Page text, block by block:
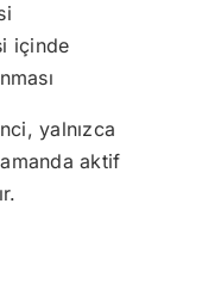
içinde
yalnızca
aktif